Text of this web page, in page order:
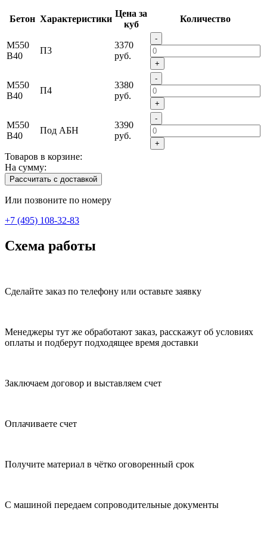
Бетон Характеристики
Цена за
куб
Количество
М550
В40
П3
3370
руб.
-
+
М550
В40
П4
3380
руб.
-
+
М550
В40
Под АБН
3390
руб.
-
+
Товаров в корзине:
На сумму:
Рассчитать с доставкой
Или позвоните по номеру
+7 (495) 108-32-83
Схема работы
Сделайте заказ по телефону или оставьте заявку
Менеджеры тут же обработают заказ, расскажут об условиях
оплаты и подберут подходящее время доставки
Заключаем договор и выставляем счет
Оплачиваете счет
Получите материал в чётко оговоренный срок
С машиной передаем сопроводительные документы